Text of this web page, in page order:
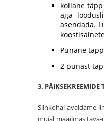
kollane
aga
asendada.
Punane
2 punast
3. PÄIKSEKREEMIDE
Siinkohal avaldame
mujal maailmas